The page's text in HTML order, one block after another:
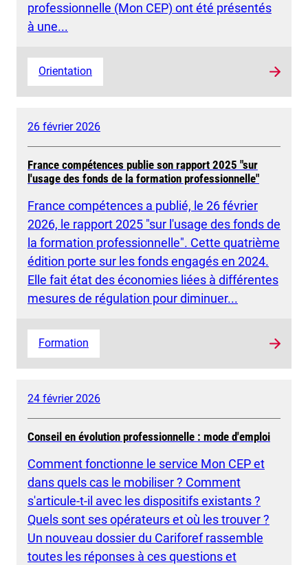
professionnelle (Mon CEP) ont été présentés
à une...
Orientation
26 février 2026
France compétences publie son rapport 2025 "sur
l'usage des fonds de la formation professionnelle"
France compétences a publié, le 26 février
2026, le rapport 2025 "sur l'usage des fonds de
la formation professionnelle". Cette quatrième
édition porte sur les fonds engagés en 2024.
Elle fait état des économies liées à différentes
mesures de régulation pour diminuer...
Formation
24 février 2026
Conseil en évolution professionnelle : mode d'emploi
Comment fonctionne le service Mon CEP et
dans quels cas le mobiliser ? Comment
s'articule-t-il avec les dispositifs existants ?
Quels sont ses opérateurs et où les trouver ?
Un nouveau dossier du Cariforef rassemble
toutes les réponses à ces questions et